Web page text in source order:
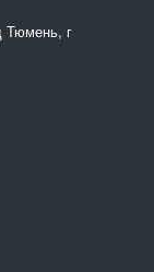
Тюмень, г